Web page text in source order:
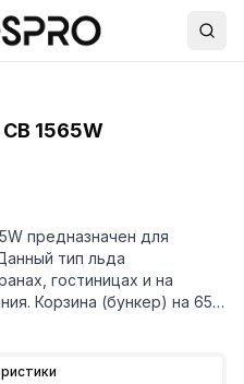
1565W
предназначен для
тип льда
гостиницах и на
Корзина (бункер) на 65
стали.
среды до +43С). Легко